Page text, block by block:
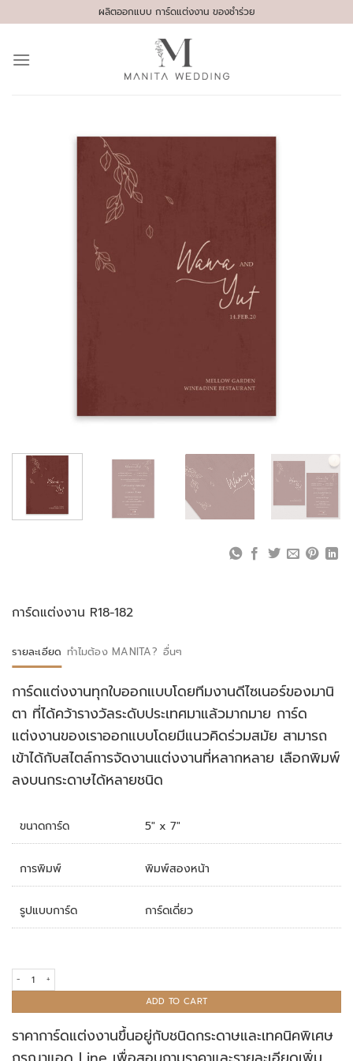
to
ผลิตออกแบบ การ์ดแต่งงาน ของชำร่วย
การ์ดแต่งงาน R18-182
รายละเอียด ทำไมต้อง MANITA? อื่นๆ
การ์ดแต่งงานทุกใบออกแบบโดยทีมงานดีไซเนอร์ของมานิ
ตา ที่ได้คว้ารางวัลระดับประเทศมาแล้วมากมาย การ์ด
แต่งงานของเราออกแบบโดยมีแนวคิดร่วมสมัย สามารถ
เข้าได้กับสไตล์การจัดงานแต่งงานที่หลากหลาย เลือกพิมพ์
ลงบนกระดาษได้หลายชนิด
ขนาดการ์ด 5" x 7"
การพิมพ์ พิมพ์สองหน้า
รูปแบบการ์ด การ์ดเดี่ยว
การ์ดแต่งงาน R18-182 quantity
ADD TO CART
ราคาการ์ดแต่งงานขึ้นอยู่กับชนิดกระดาษและเทคนิคพิเศษ